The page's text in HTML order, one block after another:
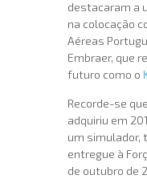
destacaram a
na colocação
Aéreas
Embraer, que
futuro como o
Recorde-se
adquiriu em
um simulador,
entregue à
de outubro de